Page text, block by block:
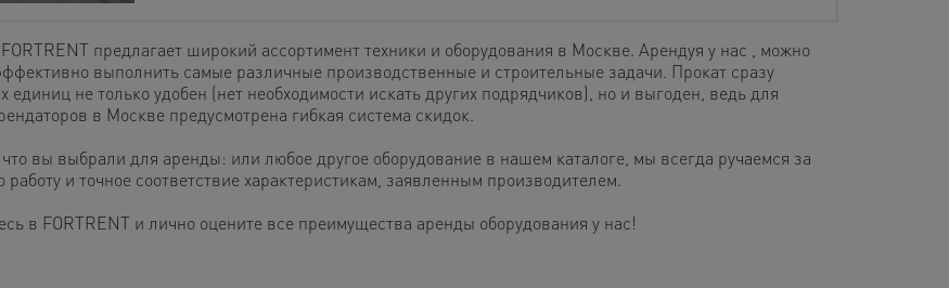
предлагает широкий ассортимент техники и оборудования в Москве. Арендуя у нас , можно
выполнить самые различные производственные и строительные задачи. Прокат сразу
единиц не только удобен (нет необходимости искать других подрядчиков), но и выгоден, ведь для
в Москве предусмотрена гибкая система скидок.
вы выбрали для аренды: или любое другое оборудование в нашем каталоге, мы всегда ручаемся за
работу и точное соответствие характеристикам, заявленным производителем.
в FORTRENT и лично оцените все преимущества аренды оборудования у нас!